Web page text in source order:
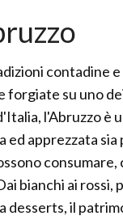
contadine
forgiate su uno
l'Abruzzo è
ed apprezzata
consumare,
bianchi ai rossi,
desserts, il